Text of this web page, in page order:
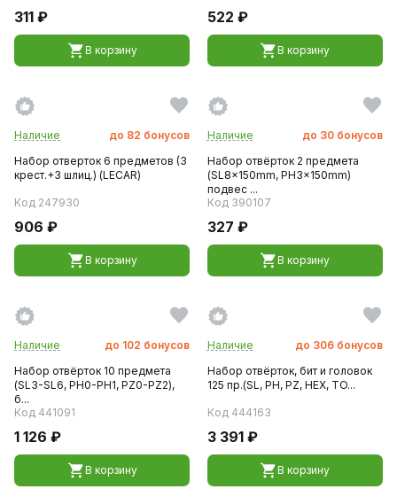
311 ₽
В корзину
522 ₽
В корзину
Наличие до 82 бонусов
Набор отверток 6 предметов (3
крест.+3 шлиц.) (LECAR)
Код 247930
906 ₽
В корзину
Наличие до 30 бонусов
Набор отвёрток 2 предмета
(SL8x150mm, PH3x150mm)
подвес ...
Код 390107
327 ₽
В корзину
Наличие до 102 бонусов
Набор отвёрток 10 предмета
(SL3-SL6, PH0-PH1, PZ0-PZ2),
б...
Код 441091
1 126 ₽
В корзину
Наличие до 306 бонусов
Набор отвёрток, бит и головок
125 пр.(SL, PH, PZ, HEX, TO...
Код 444163
3 391 ₽
В корзину